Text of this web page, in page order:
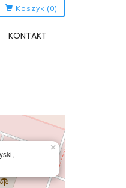
Koszyk (0)
KONTAKT
×